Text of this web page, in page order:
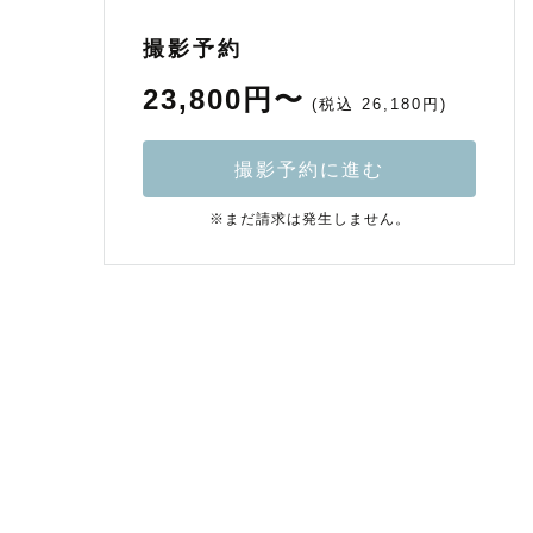
撮影予約
23,800円〜 (税込 26,180円)
撮影予約に進む
※まだ請求は発生しません。